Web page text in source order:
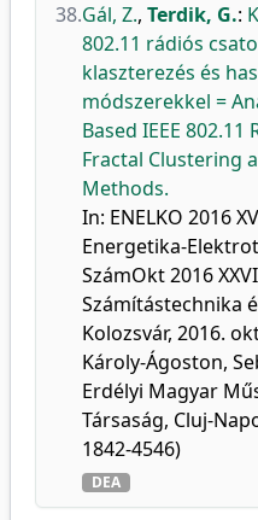
38.Gál, Z., Terdik, G.:
802.11 rádiós
klaszterezés és
módszerekkel =
Based IEEE
Fractal Clustering
Methods.
In: ENELKO 2016
Energetika-
SzámOkt 2016
Számítástechnika
Kolozsvár, 2016.
Károly-Ágoston,
Erdélyi Magyar
Társaság, Cluj-
1842-4546)
DEA